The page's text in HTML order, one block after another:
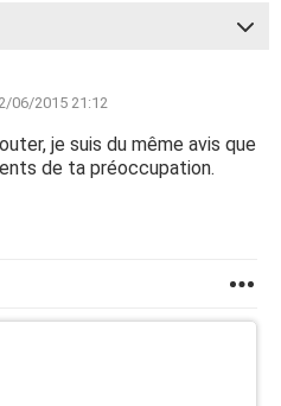
06/2015 21:12
je suis du même avis que
de ta préoccupation.